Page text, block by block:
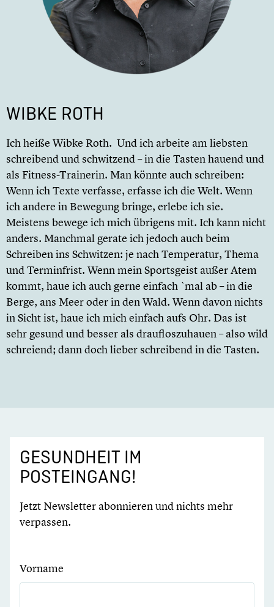
WIBKE ROTH
Ich heiße Wibke Roth. Und ich arbeite am liebsten
schreibend und schwitzend – in die Tasten hauend und
als Fitness-Trainerin. Man könnte auch schreiben:
Wenn ich Texte verfasse, erfasse ich die Welt. Wenn
ich andere in Bewegung bringe, erlebe ich sie.
Meistens bewege ich mich übrigens mit. Ich kann nicht
anders. Manchmal gerate ich jedoch auch beim
Schreiben ins Schwitzen: je nach Temperatur, Thema
und Terminfrist. Wenn mein Sportsgeist außer Atem
kommt, haue ich auch gerne einfach `mal ab – in die
Berge, ans Meer oder in den Wald. Wenn davon nichts
in Sicht ist, haue ich mich einfach aufs Ohr. Das ist
sehr gesund und besser als draufloszuhauen – also wild
schreiend; dann doch lieber schreibend in die Tasten.
GESUNDHEIT IM
POSTEINGANG!
Jetzt Newsletter abonnieren und nichts mehr
verpassen.
Vorname